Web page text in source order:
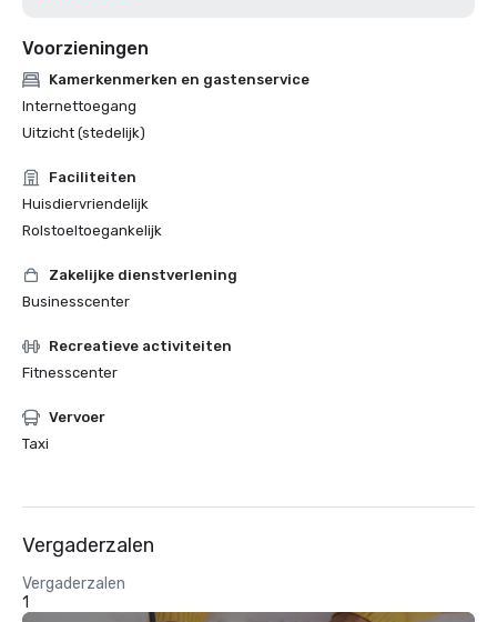
Voorzieningen
Kamerkenmerken en gastenservice
Internettoegang
Uitzicht (stedelijk)
Faciliteiten
Huisdiervriendelijk
Rolstoeltoegankelijk
Zakelijke dienstverlening
Businesscenter
Recreatieve activiteiten
Fitnesscenter
Vervoer
Taxi
Vergaderzalen
Vergaderzalen
1